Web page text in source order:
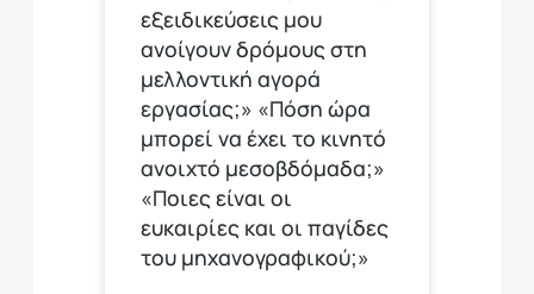
εξειδικεύσεις μου
ανοίγουν δρόμους στη
μελλοντική αγορά
εργασίας;» «Πόση ώρα
μπορεί να έχει το κινητό
ανοιχτό μεσοβδόμαδα;»
«Ποιες είναι οι
ευκαιρίες και οι παγίδες
του μηχανογραφικού;»